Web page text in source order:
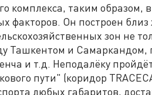
комплекса, таким образом,
факторов. Он построен
зон не
Ташкентом и Самаркандом,
и т.д. Неподалёку
пути" (коридор
любых габаритов,